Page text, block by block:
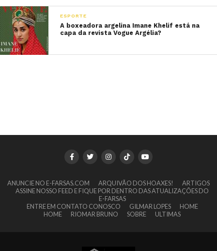
ESPORTE
A boxeadora argelina Imane Khelif está na
capa da revista Vogue Argélia?
ANUNCIE NO E-FARSAS.COM ARQUIVÃO DOS HOAXES!
ARTIGOS
ASSINE NOSSO FEED E FIQUE POR DENTRO DAS ATUALIZAÇÕES DO
E-FARSAS
ENTRE EM CONTATO CONOSCO
GILMAR LOPES
HOME
HOME
RIOMAR BRUNO SOBRE ULTIMAS